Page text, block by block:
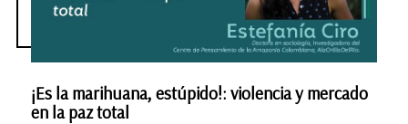
¡Es la marihuana, estúpido!: violencia y mercado
en la paz total